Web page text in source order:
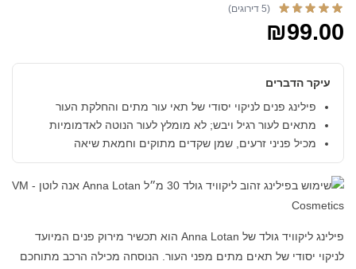
(5 דירוגים)
₪99.00
עיקר הדברים
פילינג פנים לניקוי יסודי של תאי עור מתים והחלקת העור
מתאים לעור רגיל ויבש; לא מומלץ לעור הנוטה לאדמומיות
מכיל פניני זרעים, שמן שקדים מתוקים וחמאת שיאה
פילינג ליקוויד גולד של Anna Lotan הוא תכשיר מירוק פנים המיועד
לניקוי יסודי של תאים מתים מפני העור. הנוסחה מכילה הרכב מתוחכם